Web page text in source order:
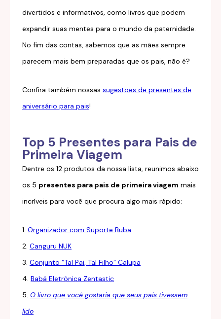
divertidos e informativos, como livros que podem
expandir suas mentes para o mundo da paternidade.
No fim das contas, sabemos que as mães sempre
parecem mais bem preparadas que os pais, não é?
Confira também nossas sugestões de presentes de
aniversário para pais!
Top 5 Presentes para Pais de
Primeira Viagem
Dentre os 12 produtos da nossa lista, reunimos abaixo
os 5 presentes para pais de primeira viagem mais
incríveis para você que procura algo mais rápido:
1. Organizador com Suporte Buba
2. Canguru NUK
3. Conjunto “Tal Pai, Tal Filho” Calupa
4. Babá Eletrônica Zentastic
5. O livro que você gostaria que seus pais tivessem
lido